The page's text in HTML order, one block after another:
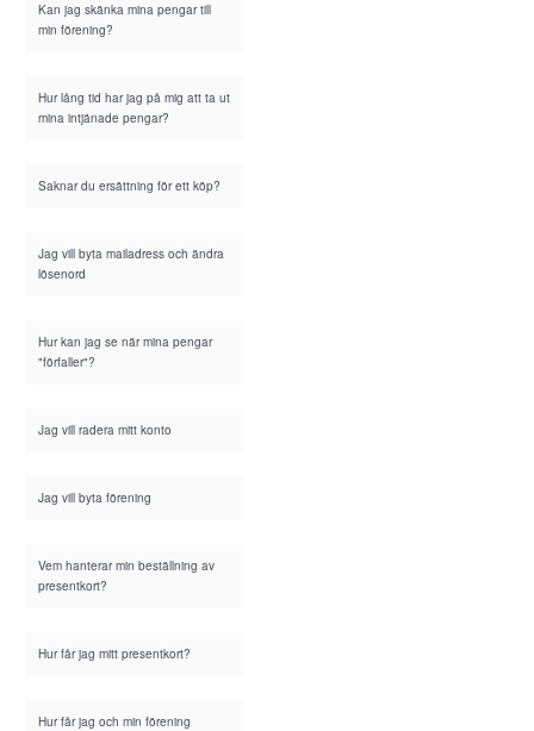
Kan jag skänka mina pengar till
min förening?
Hur lång tid har jag på mig att ta ut
mina intjänade pengar?
Saknar du ersättning för ett köp?
Jag vill byta mailadress och ändra
lösenord
Hur kan jag se när mina pengar
"förfaller"?
Jag vill radera mitt konto
Jag vill byta förening
Vem hanterar min beställning av
presentkort?
Hur får jag mitt presentkort?
Hur får jag och min förening